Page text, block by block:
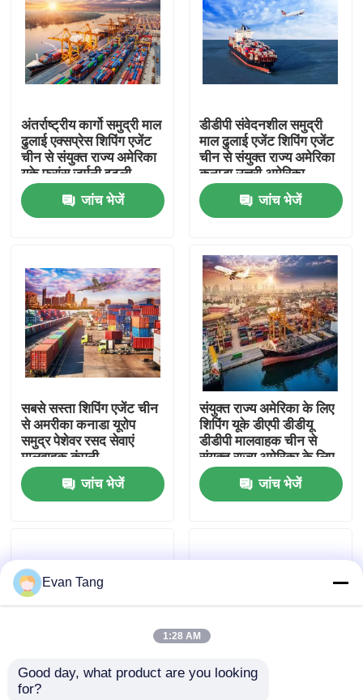
उत्पाद
वीडियो
कारखाने का दौरा
गुणवत्ता नियंत्रण
उद्धरण मांगें
अंतर्राष्ट्रीय माल अग्रेषण सेवाएँ
सीमा पार से आपूर्ति
अंतर्राष्ट्रीय कार्गो समुद्री माल
ढुलाई एक्सप्रेस शिपिंग एजेंट
चीन से संयुक्त राज्य अमेरिका
यूके फ्रांस जर्मनी इटली
कनाडा
जांच भेजें
डीडीपी संवेदनशील समुद्री
माल ढुलाई एजेंट शिपिंग एजेंट
चीन से संयुक्त राज्य अमेरिका
कनाडा उत्तरी अमेरिका
जांच भेजें
सबसे सस्ता शिपिंग एजेंट चीन
से अमरीका कनाडा यूरोप
समुद्र पेशेवर रसद सेवाएं
मालवाहक कंपनी
जांच भेजें
संयुक्त राज्य अमेरिका के लिए
शिपिंग यूके डीएपी डीडीयू
डीडीपी मालवाहक चीन से
संयुक्त राज्य अमेरिका के लिए
डोर टू डोर शिपिंग एजेंट
समुद्री वितरण शिपिंग एजेंट
जांच भेजें
तेजी से और सस्ते डीडीपी एयर
Evan Tang
1:28 AM
Good day, what product are you looking
for?